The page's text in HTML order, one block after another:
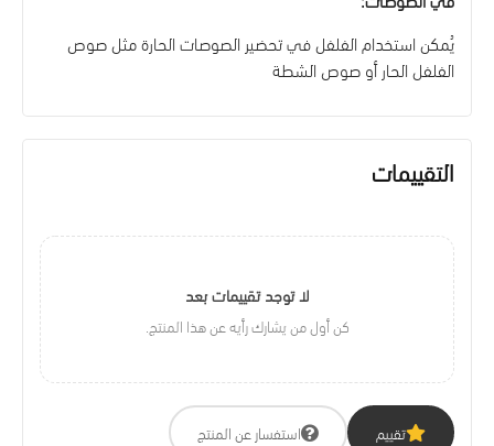
يُمكن استخدام الفلفل في تحضير الصوصات الحارة مثل صوص
الفلفل الحار أو صوص الشطة
التقييمات
لا توجد تقييمات بعد
كن أول من يشارك رأيه عن هذا المنتج.
تقييم استفسار عن المنتج